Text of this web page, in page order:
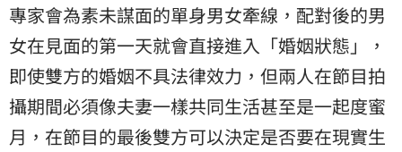
專家會為素未謀面的單身男女牽線，配對後的男
女在見面的第一天就會直接進入「婚姻狀態」，
即使雙方的婚姻不具法律效力，但兩人在節目拍
攝期間必須像夫妻一樣共同生活甚至是一起度蜜
月，在節目的最後雙方可以決定是否要在現實生